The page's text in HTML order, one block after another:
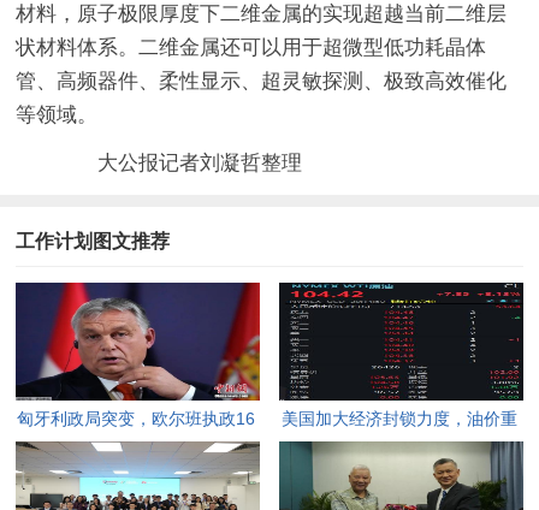
材料，原子极限厚度下二维金属的实现超越当前二维层
状材料体系。二维金属还可以用于超微型低功耗晶体
管、高频器件、柔性显示、超灵敏探测、极致高效催化
等领域。
大公报记者刘凝哲整理
工作计划图文推荐
匈牙利政局突变，欧尔班执政16
年终结。
美国加大经济封锁力度，油价重
返100美元高点，黄金价格急
跌，日韩主要股指开盘走低。